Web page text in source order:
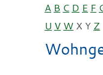
A B C D E F
U V W X Y Z